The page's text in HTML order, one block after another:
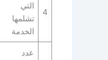
4
التي
تشلمها
الخدمة
عدد